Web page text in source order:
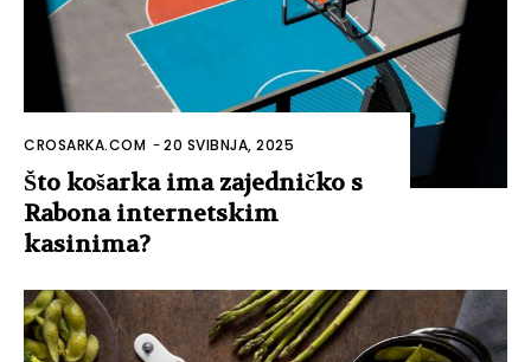
CROSARKA.COM -20 SVIBNJA, 2025
Što košarka ima zajedničko s
Rabona internetskim
kasinima?